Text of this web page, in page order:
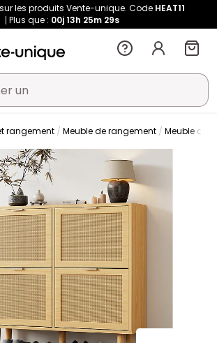
les produits Vente-unique. Code HEAT11
Plus que : 00j 13h 25m 29s
rangement Meuble de rangement Meuble